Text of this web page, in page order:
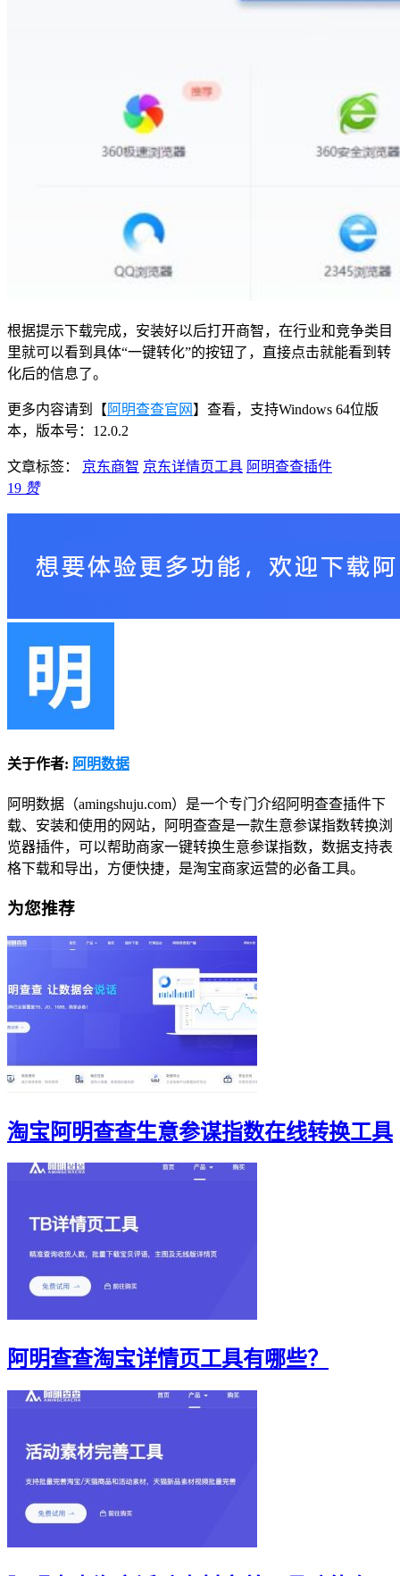
根据提示下载完成，安装好以后打开商智，在行业和竞争类目
里就可以看到具体“一键转化”的按钮了，直接点击就能看到转
化后的信息了。
更多内容请到【 阿明查查官网 】查看，支持Windows 64位版
本，版本号：12.0.2
文章标签： 京东商智 京东详情页工具 阿明查查插件
19 赞
关于作者: 阿明数据
阿明数据（amingshuju.com）是一个专门介绍阿明查查插件下
载、安装和使用的网站，阿明查查是一款生意参谋指数转换浏
览器插件，可以帮助商家一键转换生意参谋指数，数据支持表
格下载和导出，方便快捷，是淘宝商家运营的必备工具。
为您推荐
淘宝阿明查查生意参谋指数在线转换工具
阿明查查淘宝详情页工具有哪些？